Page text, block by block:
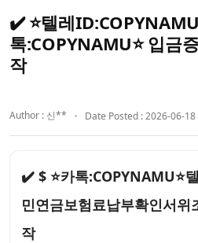
✔️ ⭐텔레
톡:COPYNAMU⭐ 입금
작
Author : 신** Date Posted : 2026-06-18
✔️ $ ⭐카톡:COPYNAMU⭐
민연금보험료납부확인서위
작